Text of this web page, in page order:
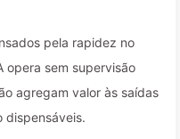
pela rapidez no
opera sem supervisão
agregam valor às saídas
dispensáveis.